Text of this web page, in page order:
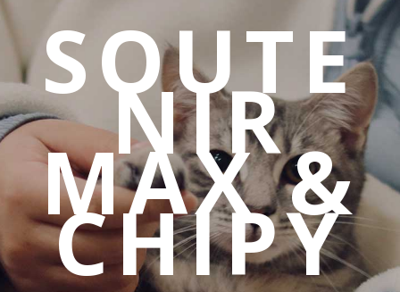
SOUTE
NIR
MAX &
CHIPY